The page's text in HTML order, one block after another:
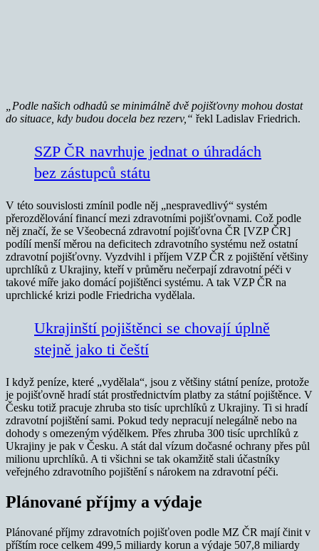
„Podle našich odhadů se minimálně dvě pojišťovny mohou dostat
do situace, kdy budou docela bez rezerv,“ řekl Ladislav Friedrich.
SZP ČR navrhuje jednat o úhradách
bez zástupců státu
V této souvislosti zmínil podle něj „nespravedlivý“ systém
přerozdělování financí mezi zdravotními pojišťovnami. Což podle
něj značí, že se Všeobecná zdravotní pojišťovna ČR [VZP ČR]
podílí menší měrou na deficitech zdravotního systému než ostatní
zdravotní pojišťovny. Vyzdvihl i příjem VZP ČR z pojištění většiny
uprchlíků z Ukrajiny, kteří v průměru nečerpají zdravotní péči v
takové míře jako domácí pojištěnci systému. A tak VZP ČR na
uprchlické krizi podle Friedricha vydělala.
Ukrajinští pojištěnci se chovají úplně
stejně jako ti čeští
I když peníze, které „vydělala“, jsou z většiny státní peníze, protože
je pojišťovně hradí stát prostřednictvím platby za státní pojištěnce. V
Česku totiž pracuje zhruba sto tisíc uprchlíků z Ukrajiny. Ti si hradí
zdravotní pojištění sami. Pokud tedy nepracují nelegálně nebo na
dohody s omezeným výdělkem. Přes zhruba 300 tisíc uprchlíků z
Ukrajiny je pak v Česku. A stát dal vízum dočasné ochrany přes půl
milionu uprchlíků. A ti všichni se tak okamžitě stali účastníky
veřejného zdravotního pojištění s nárokem na zdravotní péči.
Plánované příjmy a výdaje
Plánované příjmy zdravotních pojišťoven podle MZ ČR mají činit v
příštím roce celkem 499,5 miliardy korun a výdaje 507,8 miliardy